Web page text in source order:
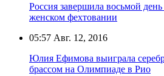
Россия завершила восьмой
женском фехтовании
05:57 Авг. 12, 2016
Юлия Ефимова выиграла
брассом на Олимпиаде в Рио